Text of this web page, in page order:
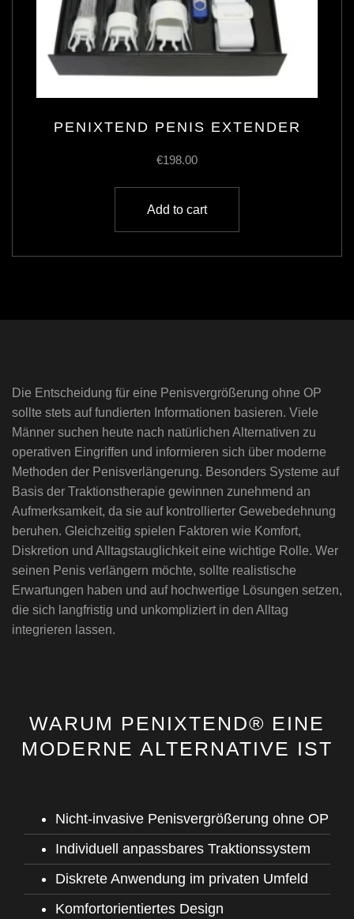
PENIXTEND PENIS EXTENDER
€198.00
Add to cart
Die Entscheidung für eine Penisvergrößerung ohne OP
sollte stets auf fundierten Informationen basieren. Viele
Männer suchen heute nach natürlichen Alternativen zu
operativen Eingriffen und informieren sich über moderne
Methoden der Penisverlängerung. Besonders Systeme auf
Basis der Traktionstherapie gewinnen zunehmend an
Aufmerksamkeit, da sie auf kontrollierter Gewebedehnung
beruhen. Gleichzeitig spielen Faktoren wie Komfort,
Diskretion und Alltagstauglichkeit eine wichtige Rolle. Wer
seinen Penis verlängern möchte, sollte realistische
Erwartungen haben und auf hochwertige Lösungen setzen,
die sich langfristig und unkompliziert in den Alltag
integrieren lassen.
WARUM PENIXTEND® EINE
MODERNE ALTERNATIVE IST
Nicht-invasive Penisvergrößerung ohne OP
Individuell anpassbares Traktionssystem
Diskrete Anwendung im privaten Umfeld
Komfortorientiertes Design